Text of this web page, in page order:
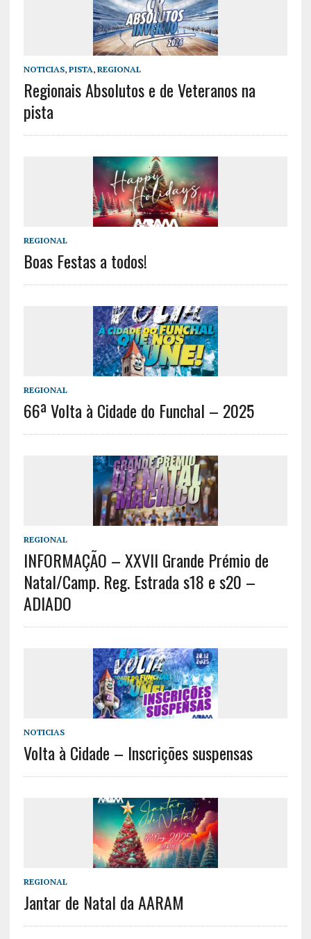
NOTICIAS, PISTA, REGIONAL
Regionais Absolutos e de Veteranos na
pista
REGIONAL
Boas Festas a todos!
REGIONAL
66ª Volta à Cidade do Funchal – 2025
REGIONAL
INFORMAÇÃO – XXVII Grande Prémio de
Natal/Camp. Reg. Estrada s18 e s20 –
ADIADO
NOTICIAS
Volta à Cidade – Inscrições suspensas
REGIONAL
Jantar de Natal da AARAM